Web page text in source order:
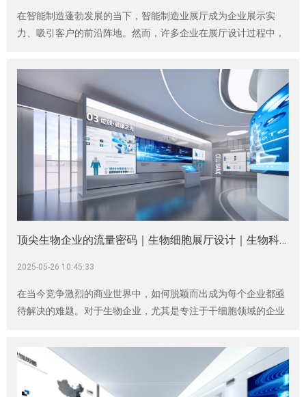
在智能制造蓬勃发展的当下，智能制造业展厅成为企业展示实
力、吸引客户的前沿阵地。然而，许多企业在展厅设计过程中，
为深耕行业多年、经验丰富的神马文化，今天就来为大家揭开那
些隐藏在暗处，让 70%企业都会踩中的雷区。
顶尖生物企业的流量密码｜生物细胞展厅设计｜生物科技展厅设计
2025-05-26 10:45:33
在当今竞争激烈的商业世界中，如何脱颖而出成为每个企业都亟
待解决的难题。对于生物企业，尤其是专注于干细胞领域的企业
金钥匙，而神马文化，正是掌握这把钥匙锻造技艺的行家。